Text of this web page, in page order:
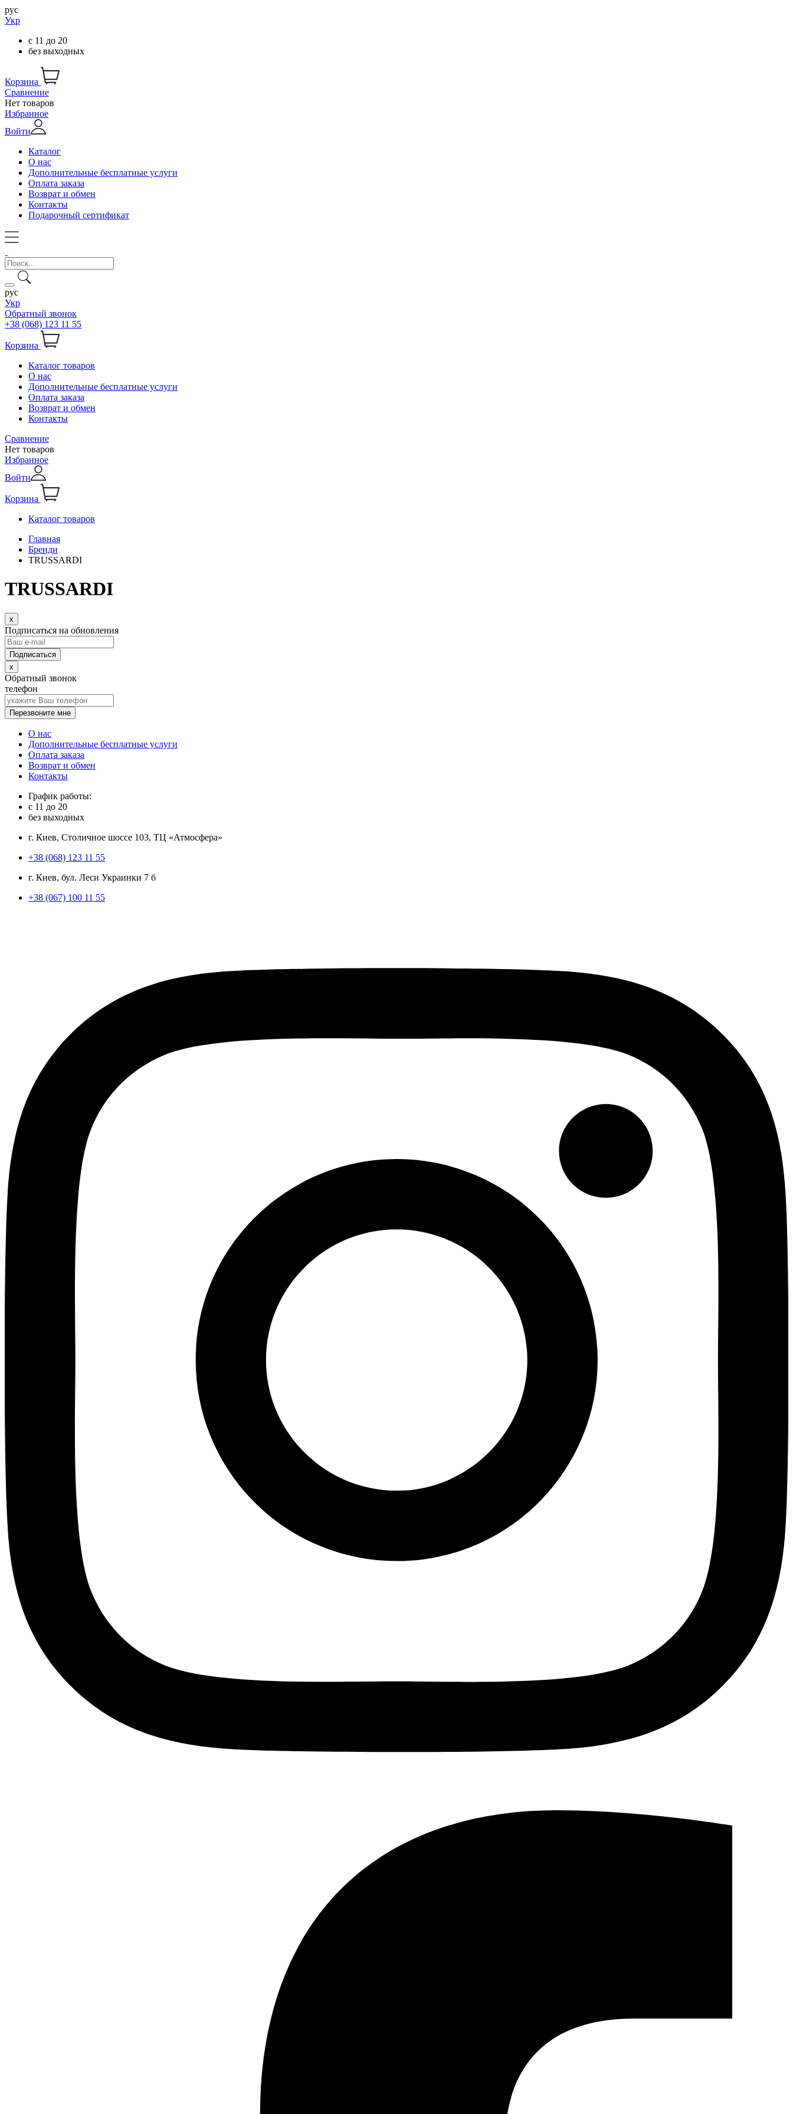
рус
Укр
с 11 до 20
без выходных
Корзина
Сравнение
Нет товаров
Избранное
Войти
Каталог
О нас
Дополнительные бесплатные услуги
Оплата заказа
Возврат и обмен
Контакты
Подарочный сертификат
рус
Укр
Обратный звонок
+38 (068) 123 11 55
Корзина
Каталог товаров
О нас
Дополнительные бесплатные услуги
Оплата заказа
Возврат и обмен
Контакты
Сравнение
Нет товаров
Избранное
Войти
Корзина
Каталог товаров
Главная
Бренди
TRUSSARDI
TRUSSARDI
x
Подписаться на обновления
x
Обратный звонок
телефон
Перезвоните мне
О нас
Дополнительные бесплатные услуги
Оплата заказа
Возврат и обмен
Контакты
График работы:
с 11 до 20
без выходных
г. Киев, Столичное шоссе 103, ТЦ «Атмосфера»
+38 (068) 123 11 55
г. Киев, бул. Леси Украинки 7 б
+38 (067) 100 11 55